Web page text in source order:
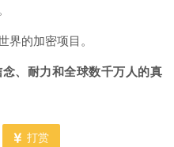
界的加密项目。
、耐力和全球数千万人的真
打赏